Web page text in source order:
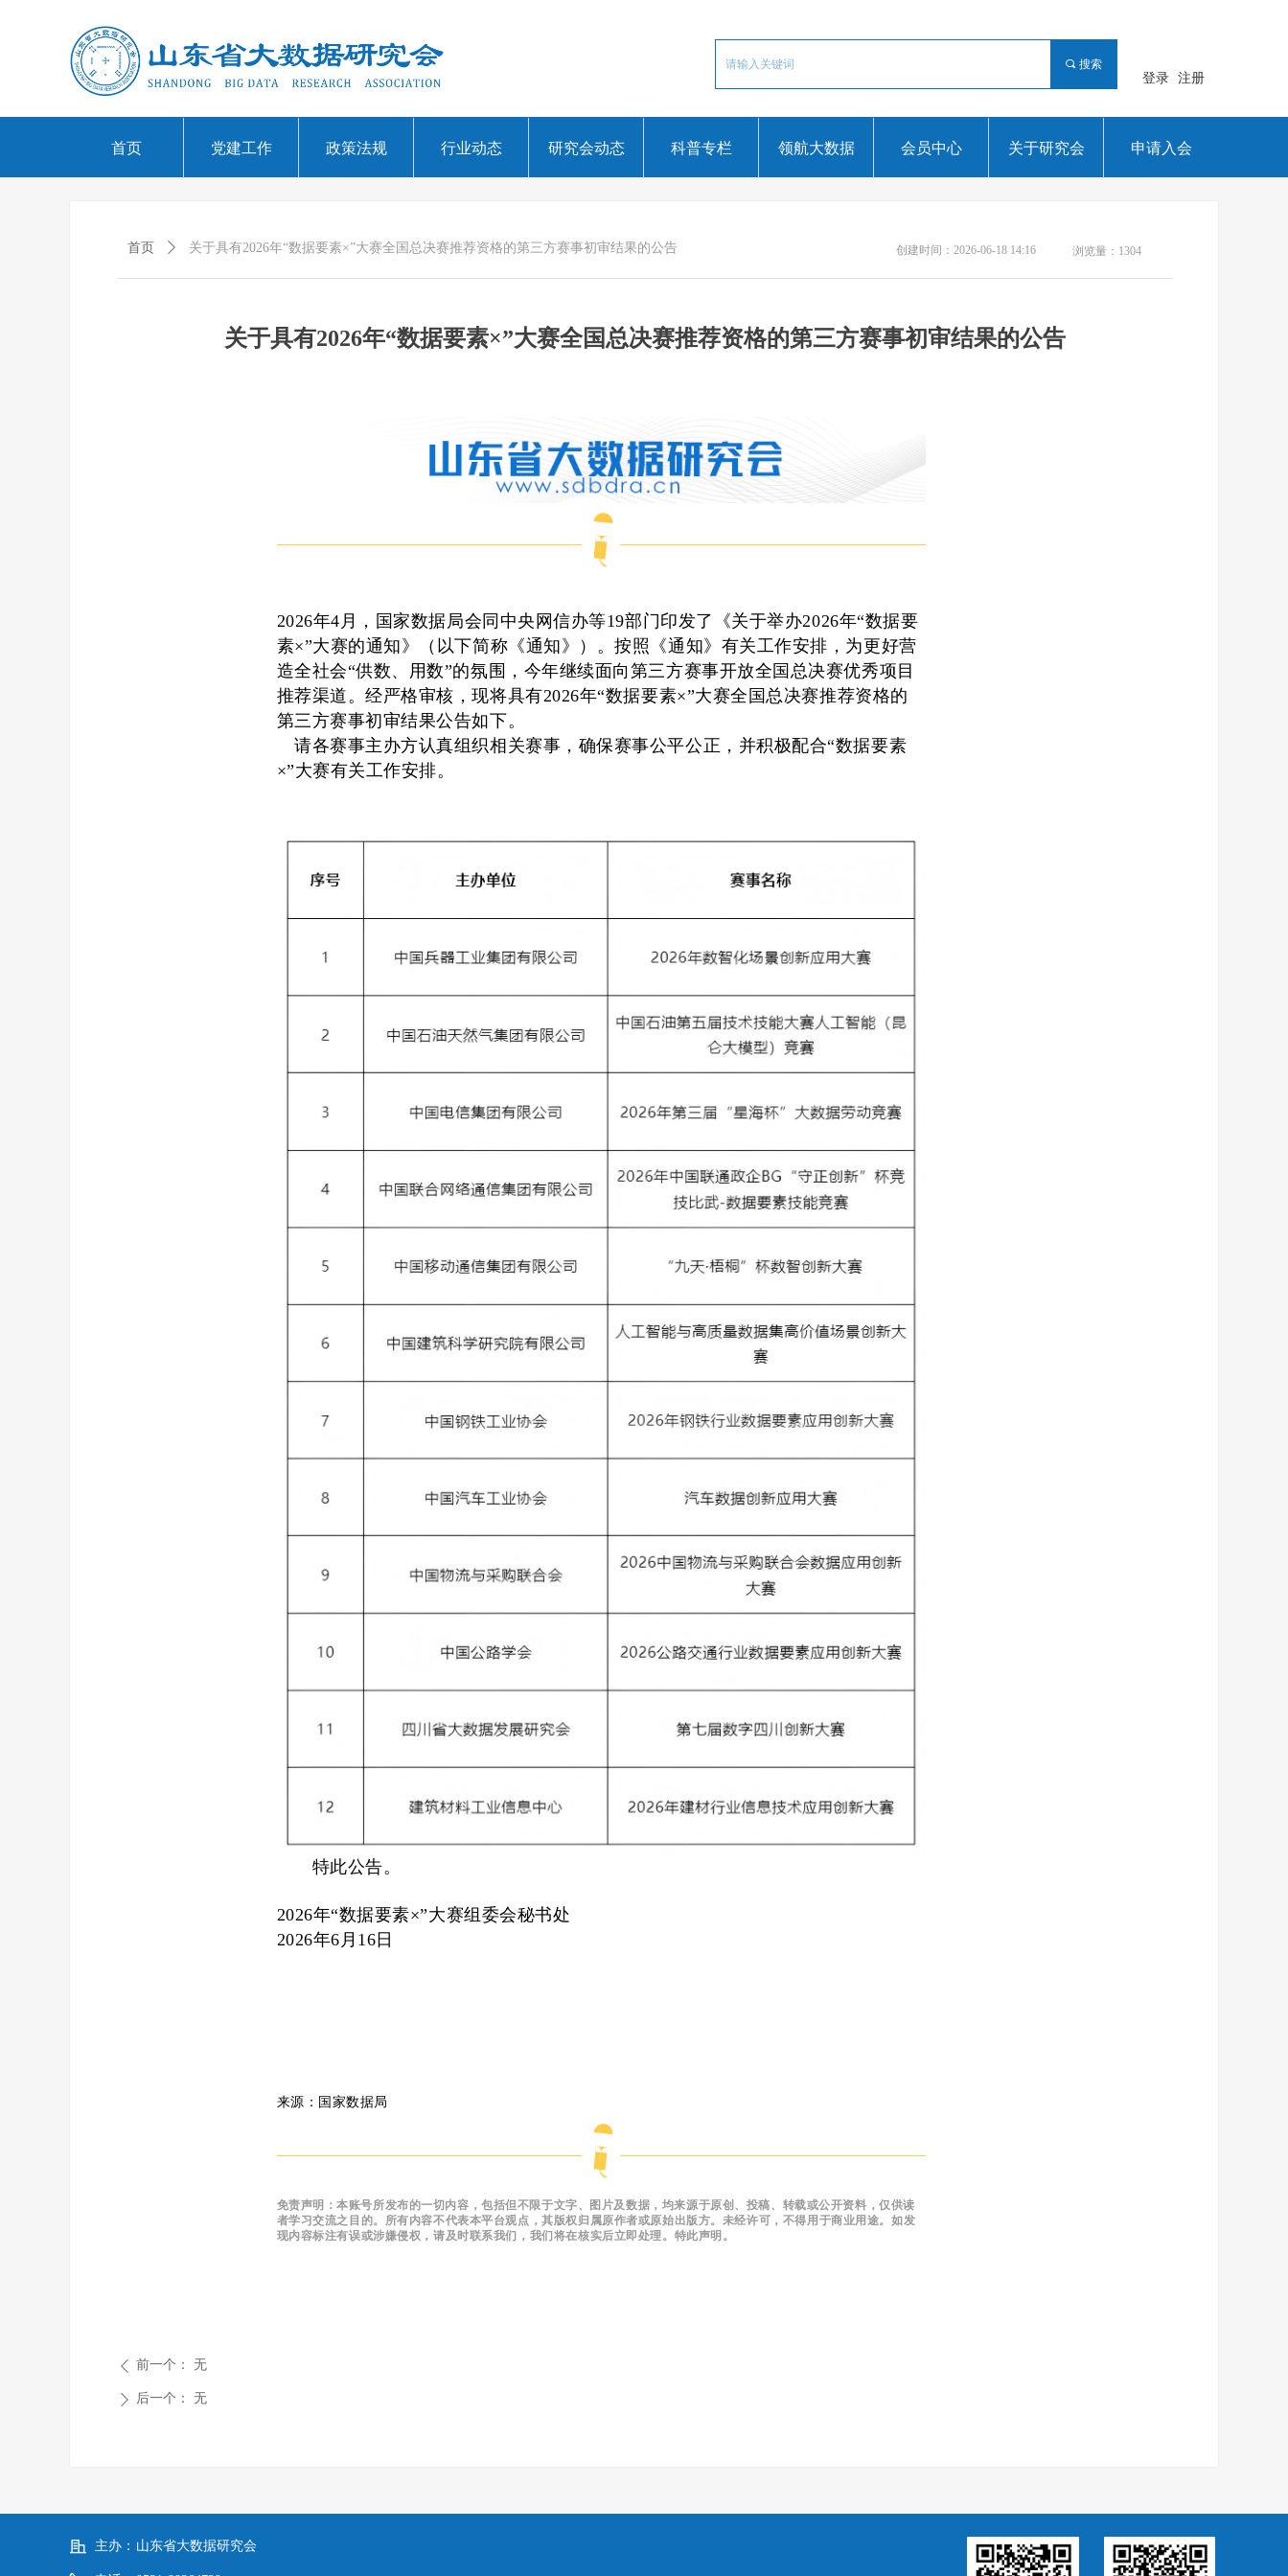
끠 搜索
登录 注册
首页 党建工作 政策法规 行业动态 研究会动态 科普专栏 领航大数据 会员中心 关于研究会 申请入会
关于具有2026年“数据要素×”大赛全国总决赛推荐资格的第三方赛事初审结果的公告
2026年4月，国家数据局会同中央网信办等19部门印发了《关于举办2026年“数据要
素×”大赛的通知》（以下简称《通知》）。按照《通知》有关工作安排，为更好营
造全社会“供数、用数”的氛围，今年继续面向第三方赛事开放全国总决赛优秀项目
推荐渠道。经严格审核，现将具有2026年“数据要素×”大赛全国总决赛推荐资格的
第三方赛事初审结果公告如下。
请各赛事主办方认真组织相关赛事，确保赛事公平公正，并积极配合“数据要素
×”大赛有关工作安排。
特此公告。
2026年“数据要素×”大赛组委会秘书处
2026年6月16日
来源：国家数据局
免责声明：本账号所发布的一切内容，包括但不限于文字、图片及数据，均来源于原创、投稿、转载或公开资料，仅供读
者学习交流之目的。所有内容不代表本平台观点，其版权归属原作者或原始出版方。未经许可，不得用于商业用途。如发
现内容标注有误或涉嫌侵权，请及时联系我们，我们将在核实后立即处理。特此声明。
首页 ꄲ 关于具有2026年“数据要素×”大赛全国总决赛推荐资格的第三方赛事初审结果的公告
ꄴ 前一个： 无
ꄲ 后一个： 无
创建时间： 2026-06-18 14:16 浏览量： 1304
主办： 山东省大数据研究会